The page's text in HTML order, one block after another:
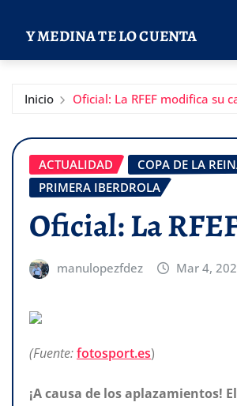
Y MEDINA TE LO CUENTA
Inicio Oficial: La RFEF modifica su
ACTUALIDAD COPA DE LA
PRIMERA IBERDROLA
Oficial: La
manulopezfdez Mar 4,
(Fuente:fotosport.es)
¡A causa de los aplazamientos!